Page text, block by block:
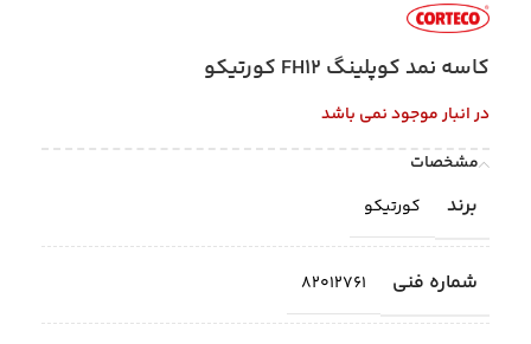
کاسه نمد کوپلینگ FH12 کورتیکو
در انبار موجود نمی باشد
مشخصات
برند کورتیکو
شماره فنی 82012761